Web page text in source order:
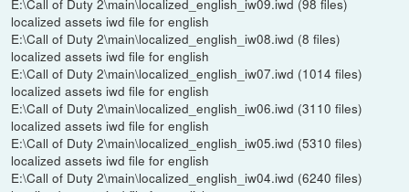
localized assets iwd file for english
E:\Call of Duty 2\main\localized_english_iw08.iwd (8 files)
localized assets iwd file for english
E:\Call of Duty 2\main\localized_english_iw07.iwd (1014 files)
localized assets iwd file for english
E:\Call of Duty 2\main\localized_english_iw06.iwd (3110 files)
localized assets iwd file for english
E:\Call of Duty 2\main\localized_english_iw05.iwd (5310 files)
localized assets iwd file for english
E:\Call of Duty 2\main\localized_english_iw04.iwd (6240 files)